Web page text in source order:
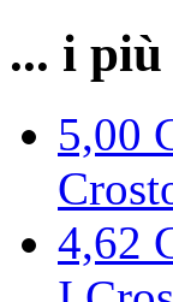
... i
5,00
4,62